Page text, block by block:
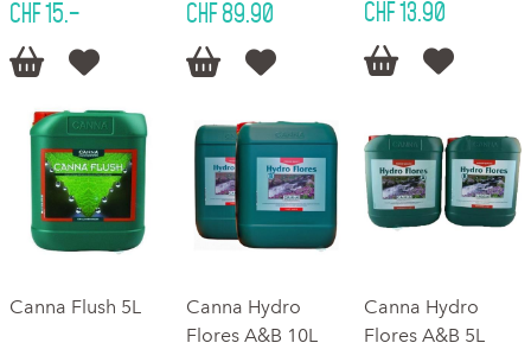
CHF 15.–
 
CHF 89.90
 
CHF 13.90
 
Canna Flush 5L
Canna Hydro
Flores A&B 10L
Canna Hydro
Flores A&B 5L